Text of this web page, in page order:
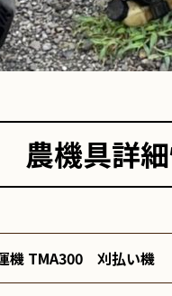
農機具詳
機 TMA300 刈払い機